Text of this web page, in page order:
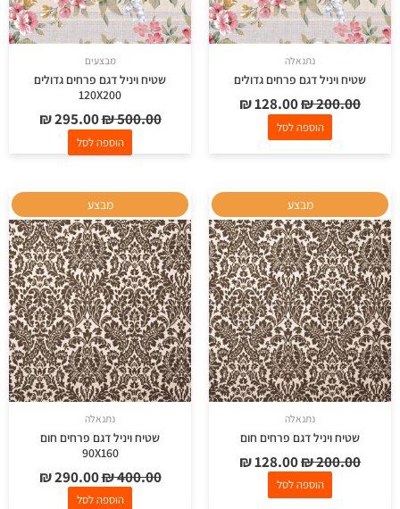
נתנאלה
שטיח ויניל דגם פרחים גדולים
₪200.00
₪128.00
הוספה לסל
מבצעים
שטיח ויניל דגם פרחים גדולים
120X200
₪500.00
₪295.00
הוספה לסל
מבצע
נתנאלה
שטיח ויניל דגם פרחים חום
₪200.00
המחיר
המקורי
היה:
₪ 200.00.
₪128.00
המחיר
הנוכחי
הוא:
₪ 128.00.
הוספה לסל
מבצע
נתנאלה
שטיח ויניל דגם פרחים חום
90X160
₪400.00
המחיר
המקורי
היה:
₪ 400.00.
₪290.00
המחיר
הנוכחי
הוא:
₪ 290.00.
הוספה לסל